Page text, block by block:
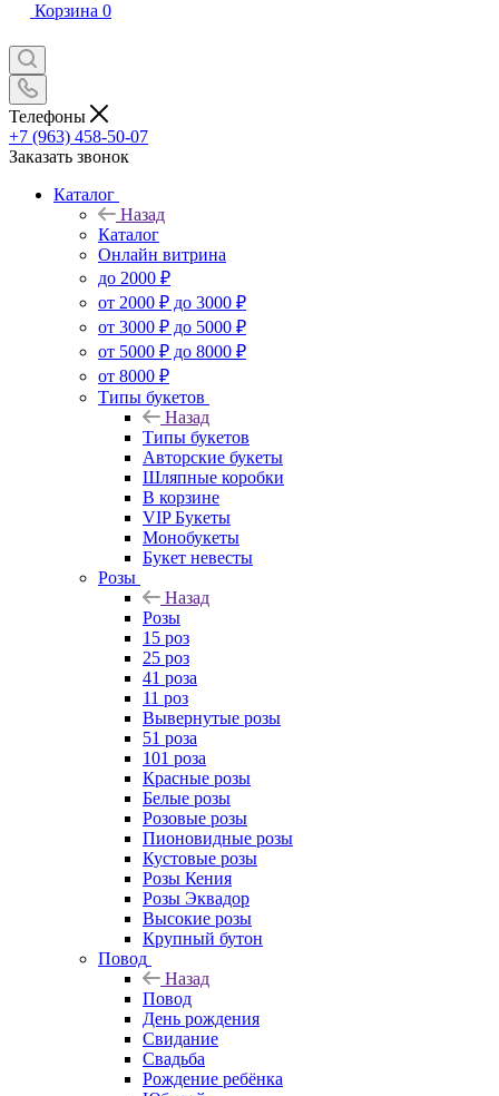
Корзина 0
Телефоны
+7 (963) 458-50-07
Заказать звонок
Каталог
Назад
Каталог
Онлайн витрина
до 2000 ₽
от 2000 ₽ до 3000 ₽
от 3000 ₽ до 5000 ₽
от 5000 ₽ до 8000 ₽
от 8000 ₽
Типы букетов
Назад
Типы букетов
Авторские букеты
Шляпные коробки
В корзине
VIP Букеты
Монобукеты
Букет невесты
Розы
Назад
Розы
15 роз
25 роз
41 роза
11 роз
Вывернутые розы
51 роза
101 роза
Красные розы
Белые розы
Розовые розы
Пионовидные розы
Кустовые розы
Розы Кения
Розы Эквадор
Высокие розы
Крупный бутон
Повод
Назад
Повод
День рождения
Свидание
Свадьба
Рождение ребёнка